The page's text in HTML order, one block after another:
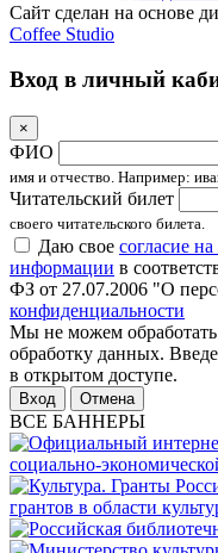
Сайт сделан на основе
Coffee Studio
Вход в личный
×
ФИО
имя и отчество. Например:
Читательский билет
своего читательского билета.
Даю свое согласие
информации в
ФЗ от 27.07.2006 "О
конфиденциальности
Мы не можем обработать
обработку данных.
в открытом доступе.
Отмена
ВСЕ БАННЕРЫ